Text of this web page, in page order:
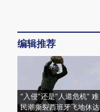
编辑推荐
“入侵”还是“人道危机” 难
民潮撕裂西班牙飞地休达